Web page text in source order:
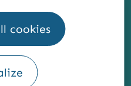
cookies